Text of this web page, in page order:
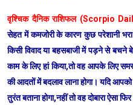
वृश्चिक दैनिक राशिफल (Scorpio
सेहत में कमजोरी के कारण कुछ परेशानी
किसी विवाद या बहसबाजी में पड़ने से बचने
काम के लिए हां किया,तो वह आपके लिए
की आदतों में बदलाव लाना होगा। यदि
तुरंत बताना होगा,नहीं तो वह दोबारा ऐसा